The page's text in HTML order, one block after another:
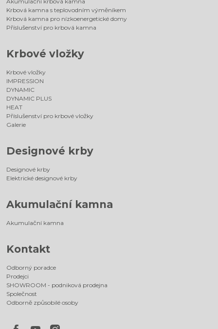
Krbová kamna s teplovodním výměníkem
Krbová kamna pro nízkoenergetické domy
Příslušenství pro krbová kamna
Krbové vložky
Krbové vložky
IMPRESSION
DYNAMIC
DYNAMIC PLUS
HEAT
Příslušenství pro krbové vložky
Galerie
Designové krby
Designové krby
Elektrické designové krby
Akumulační kamna
Akumulační kamna
Kontakt
Odborný poradce
Prodejci
SHOWROOM - podniková prodejna
Společnost
Odborně způsobilé osoby